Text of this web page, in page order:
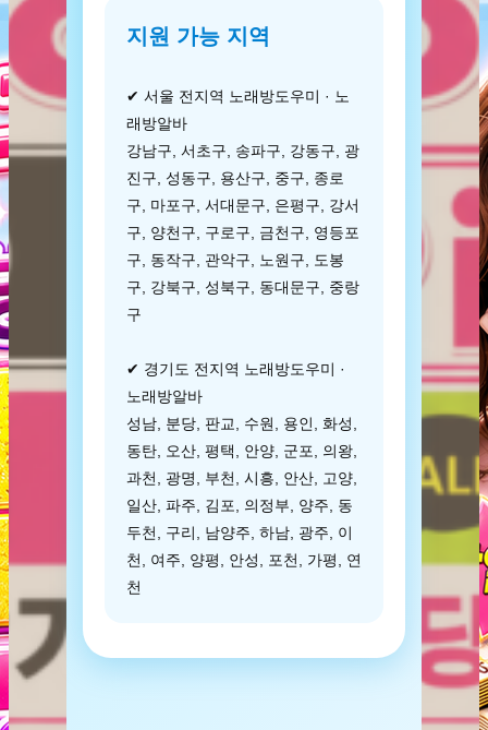
지원 가능 지역
✔ 서울 전지역 노래방도우미 · 노
래방알바
강남구, 서초구, 송파구, 강동구, 광
진구, 성동구, 용산구, 중구, 종로
구, 마포구, 서대문구, 은평구, 강서
구, 양천구, 구로구, 금천구, 영등포
구, 동작구, 관악구, 노원구, 도봉
구, 강북구, 성북구, 동대문구, 중랑
구
✔ 경기도 전지역 노래방도우미 ·
노래방알바
성남, 분당, 판교, 수원, 용인, 화성,
동탄, 오산, 평택, 안양, 군포, 의왕,
과천, 광명, 부천, 시흥, 안산, 고양,
일산, 파주, 김포, 의정부, 양주, 동
두천, 구리, 남양주, 하남, 광주, 이
천, 여주, 양평, 안성, 포천, 가평, 연
천